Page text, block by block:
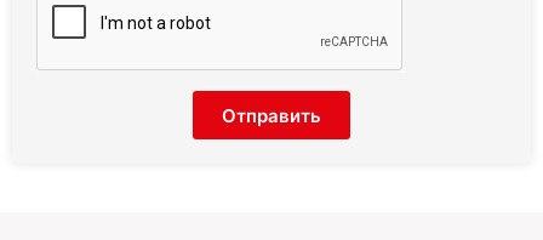
Отправить